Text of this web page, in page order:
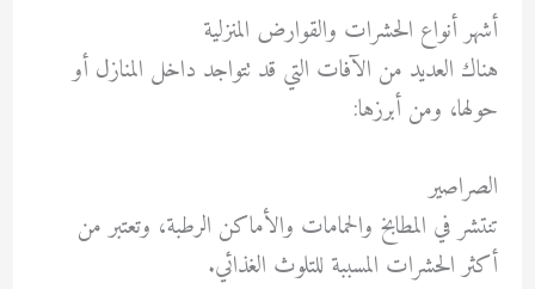
أشهر أنواع الحشرات والقوارض المنزلية
هناك العديد من الآفات التي قد تتواجد داخل المنازل أو
حولها، ومن أبرزها:
الصراصير
تنتشر في المطابخ والحمامات والأماكن الرطبة، وتعتبر من
أكثر الحشرات المسببة للتلوث الغذائي.